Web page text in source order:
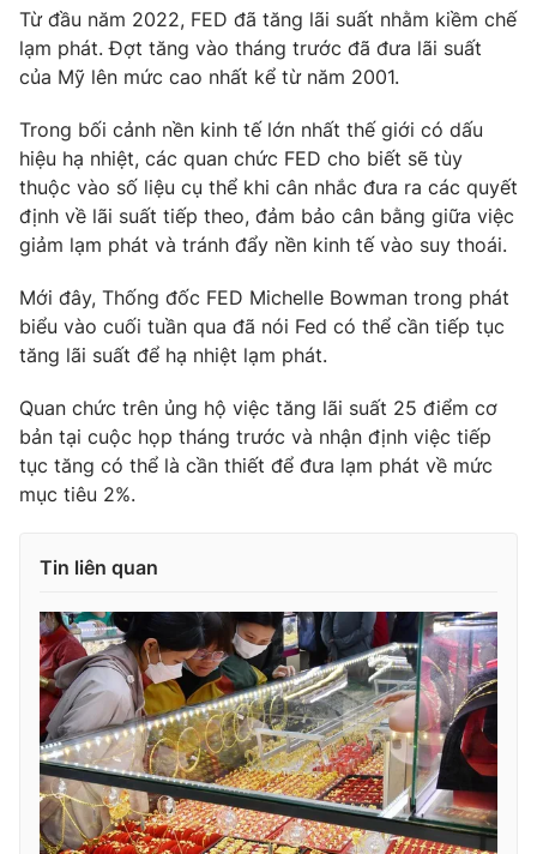
Chất lượng cuộc sống
Học trực tuyến
Công nghệ
Hitech Công nghệ tương lai
Thị trường
Tư vấn
Giao lưu trực tuyến
Lịch phát sóng
Chuyên mục khác
Emagazine Podcast
Photo Infographic
Video Shorts video
VTV Money
VTV Sức khoẻ
Thị trường 24h Tấm lòng Việt
VTV4 Vươn mình bằng AI
VTV9 VTV8
Liên hệ tòa soạn English
Từ đầu năm 2022, FED đã tăng lãi suất nhằm kiềm chế
lạm phát. Đợt tăng vào tháng trước đã đưa lãi suất
của Mỹ lên mức cao nhất kể từ năm 2001.
Trong bối cảnh nền kinh tế lớn nhất thế giới có dấu
hiệu hạ nhiệt, các quan chức FED cho biết sẽ tùy
thuộc vào số liệu cụ thể khi cân nhắc đưa ra các quyết
định về lãi suất tiếp theo, đảm bảo cân bằng giữa việc
giảm lạm phát và tránh đẩy nền kinh tế vào suy thoái.
Mới đây, Thống đốc FED Michelle Bowman trong phát
biểu vào cuối tuần qua đã nói Fed có thể cần tiếp tục
tăng lãi suất để hạ nhiệt lạm phát.
Quan chức trên ủng hộ việc tăng lãi suất 25 điểm cơ
bản tại cuộc họp tháng trước và nhận định việc tiếp
tục tăng có thể là cần thiết để đưa lạm phát về mức
mục tiêu 2%.
Tin liên quan